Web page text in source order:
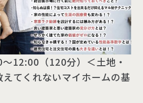
12:00（120分）＜土地・
てくれないマイホームの基